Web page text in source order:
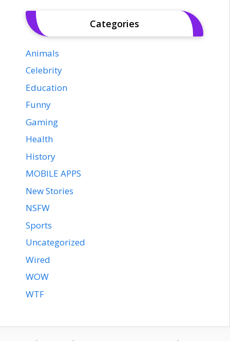
Categories
Animals
Celebrity
Education
Funny
Gaming
Health
History
MOBILE APPS
New Stories
NSFW
Sports
Uncategorized
Wired
WOW
WTF